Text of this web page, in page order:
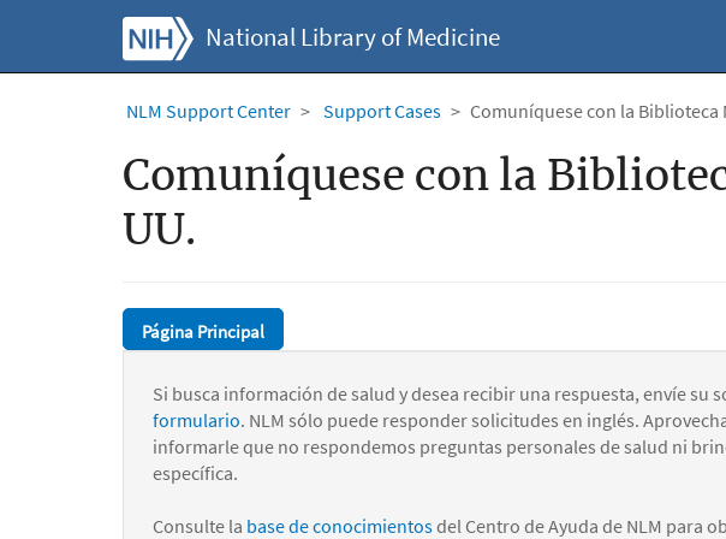
National Library of Medicine
NLM Support Center Support Cases Comuníquese con la Biblioteca
Comuníquese con la
UU.
Página Principal
Si busca información de salud y desea recibir una respuesta, envíe su
formulario. NLM sólo puede responder solicitudes en inglés.
informarle que no respondemos preguntas personales de salud ni
específica.
Consulte la base de conocimientosdel Centro de Ayuda de NLM para